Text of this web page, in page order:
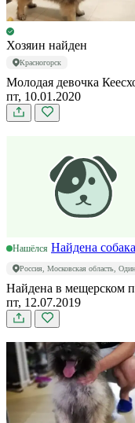
Хозяин найден
Красногорск
Молодая девочка
пт, 10.01.2020
Нашёлся Найдена
Россия, Московская область,
Найдена в мещерском
пт, 12.07.2019